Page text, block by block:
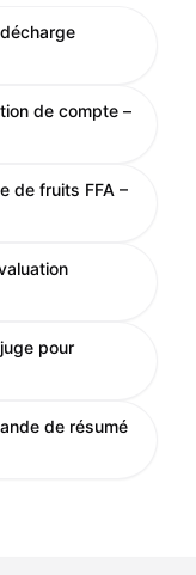
de compte –
de fruits FFA –
pour
de résumé